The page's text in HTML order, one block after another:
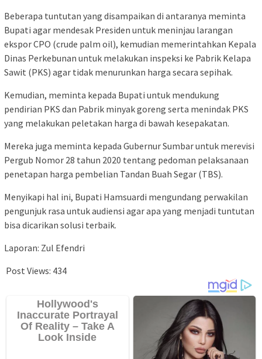
Beberapa tuntutan yang disampaikan di antaranya meminta
Bupati agar mendesak Presiden untuk meninjau larangan
ekspor CPO (crude palm oil), kemudian memerintahkan Kepala
Dinas Perkebunan untuk melakukan inspeksi ke Pabrik Kelapa
Sawit (PKS) agar tidak menurunkan harga secara sepihak.
Kemudian, meminta kepada Bupati untuk mendukung
pendirian PKS dan Pabrik minyak goreng serta menindak PKS
yang melakukan peletakan harga di bawah kesepakatan.
Mereka juga meminta kepada Gubernur Sumbar untuk merevisi
Pergub Nomor 28 tahun 2020 tentang pedoman pelaksanaan
penetapan harga pembelian Tandan Buah Segar (TBS).
Menyikapi hal ini, Bupati Hamsuardi mengundang perwakilan
pengunjuk rasa untuk audiensi agar apa yang menjadi tuntutan
bisa dicarikan solusi terbaik.
Laporan: Zul Efendri
Post Views: 434